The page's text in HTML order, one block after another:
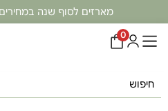
מארזים לסוף שנה
0